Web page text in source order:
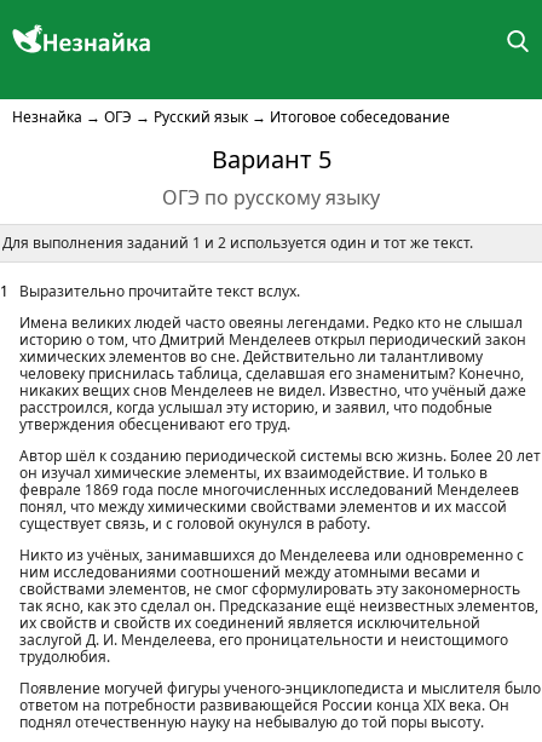
Незнайка → ОГЭ → Русский язык → Итоговое собеседование
Вариант 5
ОГЭ по русскому языку
Для выполнения заданий 1 и 2 используется один и тот же текст.
1
Выразительно прочитайте текст вслух.
Имена великих людей часто овеяны легендами. Редко кто не слышал
историю о том, что Дмитрий Менделеев открыл периодический закон
химических элементов во сне. Действительно ли талантливому
человеку приснилась таблица, сделавшая его знаменитым? Конечно,
никаких вещих снов Менделеев не видел. Известно, что учёный даже
расстроился, когда услышал эту историю, и заявил, что подобные
утверждения обесценивают его труд.
Автор шёл к созданию периодической системы всю жизнь. Более 20 лет
он изучал химические элементы, их взаимодействие. И только в
феврале 1869 года после многочисленных исследований Менделеев
понял, что между химическими свойствами элементов и их массой
существует связь, и с головой окунулся в работу.
Никто из учёных, занимавшихся до Менделеева или одновременно с
ним исследованиями соотношений между атомными весами и
свойствами элементов, не смог сформулировать эту закономерность
так ясно, как это сделал он. Предсказание ещё неизвестных элементов,
их свойств и свойств их соединений является исключительной
заслугой Д. И. Менделеева, его проницательности и неистощимого
трудолюбия.
Появление могучей фигуры ученого-энциклопедиста и мыслителя было
ответом на потребности развивающейся России конца XIX века. Он
поднял отечественную науку на небывалую до той поры высоту.